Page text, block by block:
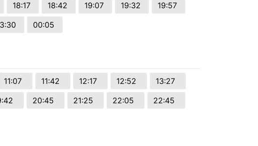
18:17 18:42 19:07 19:32
19:57
00:05
11:07 11:42 12:17 12:52
13:27
20:45 21:25 22:05
22:45